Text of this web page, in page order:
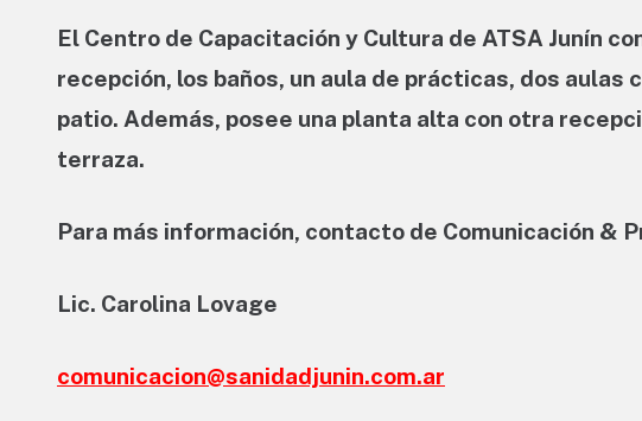
El Centro de Capacitación y Cultura de ATSA Junín
recepción, los baños, un aula de prácticas, dos aulas
patio. Además, posee una planta alta con otra
terraza.
Para más información, contacto de Comunicación &
Lic. Carolina Lovage
comunicacion@sanidadjunin.com.ar